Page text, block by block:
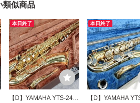
類似商品
本日終了
【D】YAMAHA YTS-24
本日終了
【D】YAMAHA